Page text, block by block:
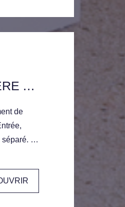
APPARTEMENT DE CARACTERE AU DERNIER ETAGE
de
2